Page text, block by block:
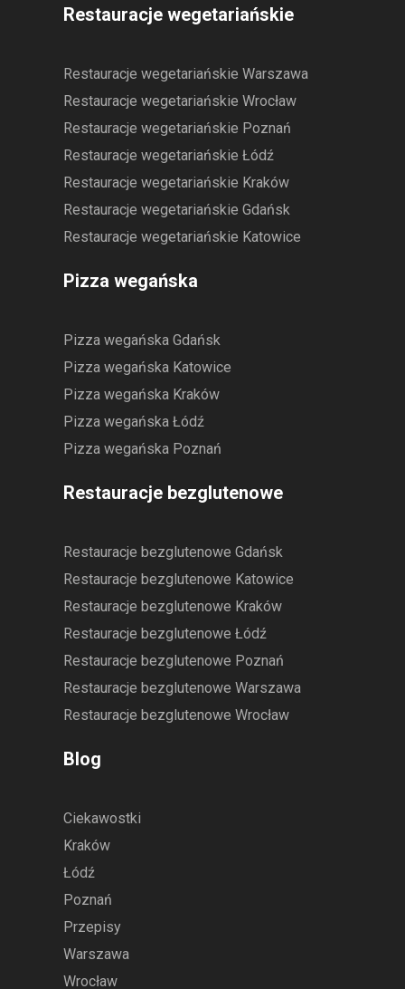
Restauracje wegetariańskie
Restauracje wegetariańskie Warszawa
Restauracje wegetariańskie Wrocław
Restauracje wegetariańskie Poznań
Restauracje wegetariańskie Łódź
Restauracje wegetariańskie Kraków
Restauracje wegetariańskie Gdańsk
Restauracje wegetariańskie Katowice
Pizza wegańska
Pizza wegańska Gdańsk
Pizza wegańska Katowice
Pizza wegańska Kraków
Pizza wegańska Łódź
Pizza wegańska Poznań
Restauracje bezglutenowe
Restauracje bezglutenowe Gdańsk
Restauracje bezglutenowe Katowice
Restauracje bezglutenowe Kraków
Restauracje bezglutenowe Łódź
Restauracje bezglutenowe Poznań
Restauracje bezglutenowe Warszawa
Restauracje bezglutenowe Wrocław
Blog
Ciekawostki
Kraków
Łódź
Poznań
Przepisy
Warszawa
Wrocław